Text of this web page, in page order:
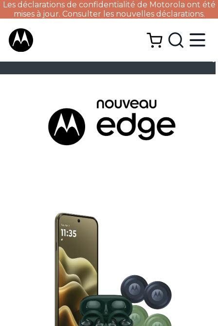
Les déclarations de confidentialité de Motorola ont été
mises à jour. Consulter les nouvelles déclarations.